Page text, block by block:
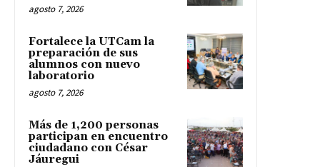
agosto 7, 2026
Fortalece la UTCam la
preparación de sus
alumnos con nuevo
laboratorio
agosto 7, 2026
Más de 1,200 personas
participan en encuentro
ciudadano con César
Jáuregui